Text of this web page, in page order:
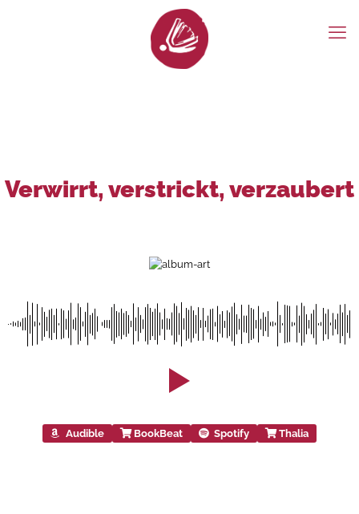
Verwirrt, verstrickt, verzaubert
Audible BookBeat Spotify Thalia